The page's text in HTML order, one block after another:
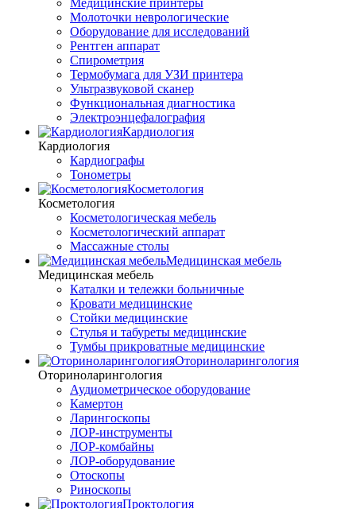
Медицинские принтеры
Молоточки неврологические
Оборудование для исследований
Рентген аппарат
Спирометрия
Термобумага для УЗИ принтера
Ультразвуковой сканер
Функциональная диагностика
Электроэнцефалография
Кардиология
Кардиология
Кардиографы
Тонометры
Косметология
Косметология
Косметологическая мебель
Косметологический аппарат
Массажные столы
Медицинская мебель
Медицинская мебель
Каталки и тележки больничные
Кровати медицинские
Стойки медицинские
Стулья и табуреты медицинские
Тумбы прикроватные медицинские
Оториноларингология
Оториноларингология
Аудиометрическое оборудование
Камертон
Ларингоскопы
ЛОР-инструменты
ЛОР-комбайны
ЛОР-оборудование
Отоскопы
Риноскопы
Проктология